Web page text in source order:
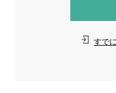
すで